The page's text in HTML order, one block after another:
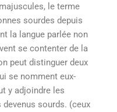
le terme
sourdes depuis
la langue parlée non
se contenter de la
peut distinguer deux
se nomment eux-
y adjoindre les
sourds. (ceux